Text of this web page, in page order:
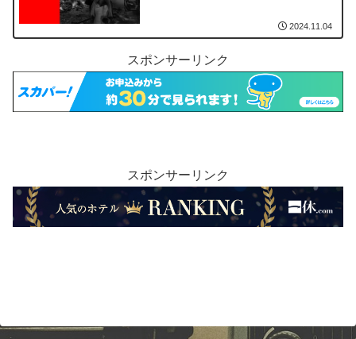
2024.11.04
スポンサーリンク
スポンサーリンク